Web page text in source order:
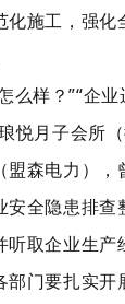
化施工，强化
么样？”“企
悦月子会所
盟森电力），
安全隐患排查
听取企业生产
门要扎实开